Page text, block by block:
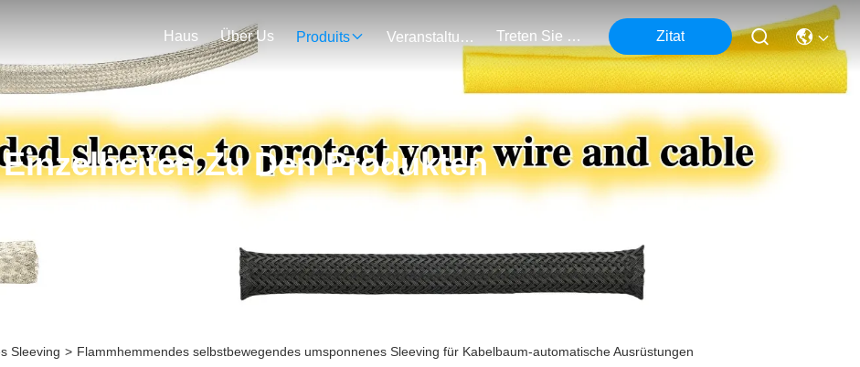
Haus Über Us Produits Veranstaltungen Treten Sie Mit Uns In Verbindung Zitat
Einzelheiten Zu Den Produkten
Sleeving > Flammhemmendes selbstbewegendes umsponnenes Sleeving für Kabelbaum-automatische Ausrüstungen